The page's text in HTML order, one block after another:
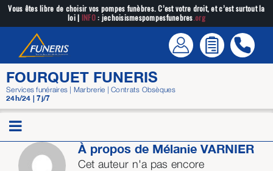
Passer
contenu
Vous êtes libre de choisir vos pompes funèbres. C’est votre droit, et c’est surtout la
loi | INFO: jechoisismespompesfunebres.org
FOURQUET FUNERIS
Services funéraires | Marbrerie | Contrats Obsèques
24h/24 | 7j/7
À propos de Mélanie VARNIER
Cet auteur n'a pas encore